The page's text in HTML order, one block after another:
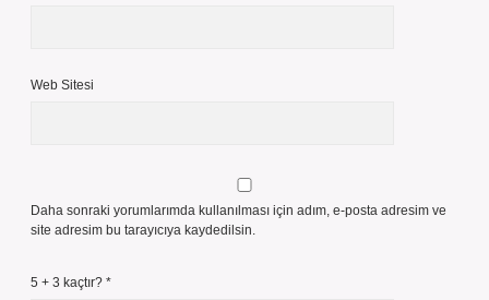
Web Sitesi
Daha sonraki yorumlarımda kullanılması için adım, e-posta adresim ve
site adresim bu tarayıcıya kaydedilsin.
5 + 3 kaçtır? *